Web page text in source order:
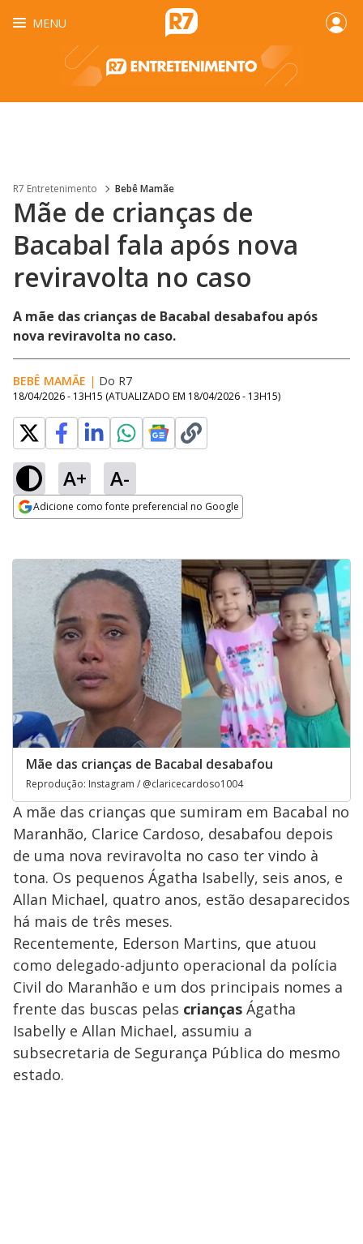
MENU
R7 Entretenimento Bebê Mamãe
Mãe de crianças de
Bacabal fala após nova
reviravolta no caso
A mãe das crianças de Bacabal desabafou após
nova reviravolta no caso.
BEBÊ MAMÃE | Do R7
18/04/2026 - 13H15 (ATUALIZADO EM 18/04/2026 - 13H15)
A+ A-
Adicione como fonte preferencial no Google
Mãe das crianças de Bacabal desabafou
Reprodução: Instagram / @claricecardoso1004
A mãe das crianças que sumiram em Bacabal no
Maranhão, Clarice Cardoso, desabafou depois
de uma nova reviravolta no caso ter vindo à
tona. Os pequenos Ágatha Isabelly, seis anos, e
Allan Michael, quatro anos, estão desaparecidos
há mais de três meses.
Recentemente, Ederson Martins, que atuou
como delegado-adjunto operacional da polícia
Civil do Maranhão e um dos principais nomes a
frente das buscas pelas crianças Ágatha
Isabelly e Allan Michael, assumiu a
subsecretaria de Segurança Pública do mesmo
estado.